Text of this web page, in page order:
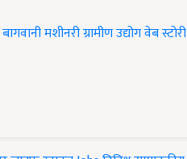
बागवानीमशीनरीग्रामीण उद्योगवेब स्टोरी